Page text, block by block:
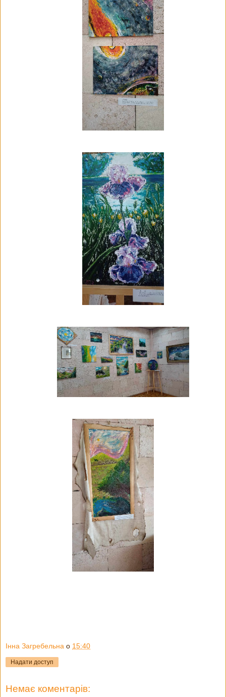
Інна Загребельна о 15:40
Надати доступ
Немає коментарів: